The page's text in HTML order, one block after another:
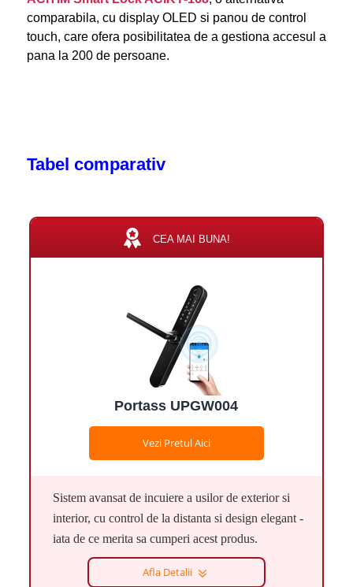
comparabila, cu display OLED si panou de control
touch, care ofera posibilitatea de a gestiona accesul a
pana la 200 de persoane.
Tabel comparativ
CEA MAI BUNA!
Portass UPGW004
Vezi Pretul Aici
Sistem avansat de incuiere a usilor de exterior si
interior, cu control de la distanta si design elegant -
iata de ce merita sa cumperi acest produs.
Afla Detalii